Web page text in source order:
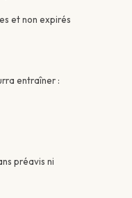
et non expirés
entraîner :
préavis ni